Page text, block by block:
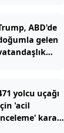
ABD'de
gelen
yolcu uçağı
'acil
kararı: